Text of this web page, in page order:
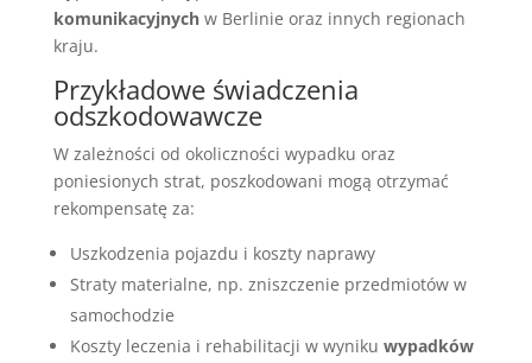
komunikacyjnychw Berlinie oraz innych regionach
kraju.
Przykładowe świadczenia
odszkodowawcze
W zależności od okoliczności wypadku oraz
poniesionych strat, poszkodowani mogą otrzymać
rekompensatę za:
Uszkodzenia pojazdu i koszty naprawy
Straty materialne, np. zniszczenie przedmiotów w
samochodzie
Koszty leczenia i rehabilitacji w wyniku wypadków